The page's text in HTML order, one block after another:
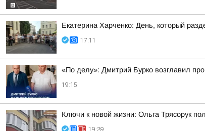
Екатерина Харченко: День, который
17:11
«По делу»: Дмитрий Бурко возглавил
19:15
Ключи к новой жизни: Ольга Трясорук
19:39